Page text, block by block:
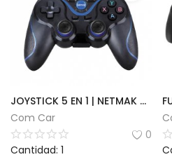
Registrarse
Localización
JOYSTICK 5 EN 1 | NETMAK NITRO
Com Car
0
Cantidad: 1